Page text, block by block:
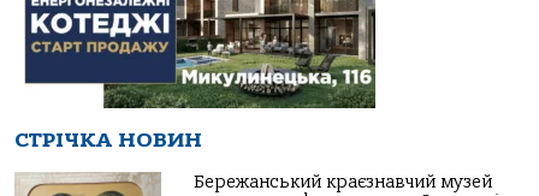
СТРІЧКА НОВИН
Бережанський краєзнавчий музей